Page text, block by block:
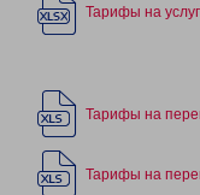
Тарифы на
Тарифы на
Тарифы на